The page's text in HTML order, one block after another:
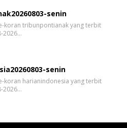
senin
koran tribunpontianak yang terbit
2026…
senin
koran harianindonesia yang terbit
2026…